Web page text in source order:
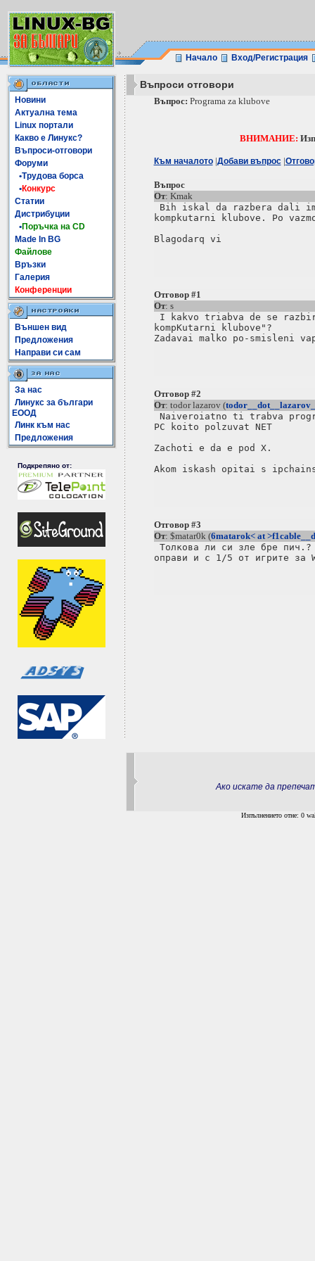
Начало Вход/Регистрация
Новини
Актуална тема
Linux портали
Какво е Линукс?
Въпроси-отговори
Форуми
•Трудова борса
•Конкурс
Статии
Дистрибуции
•Поръчка на CD
Made In BG
Файлове
Връзки
Галерия
Конференции
Външен вид
Предложения
Направи си сам
За нас
Линукс за българи
ЕООД
Линк към нас
Предложения
Подкрепяно от:
Въпроси отговори
Въпрос: Programa za klubove
ВНИМАНИЕ:
Към началото|Добави въпрос|
Въпрос
От: Kmak
Bih iskal da razbera dali
kompkutarni klubove. Po
Blagodarq vi
Отговор #1
От: s
I kakvo triabva de se
kompKutarni klubove"?
Zadavai malko po-smisleni
Отговор #2
От: todor lazarov (
Naiveroiatno ti trabva
PC koito polzuvat NET
Zachoti e da e pod X.
Akom iskash opitai s
Отговор #3
От: $matar0k (6matarok< at
Толкова ли си зле бре пич.?
оправи и с 1/5 от игрите за
Ако искате да
Изпълнението отне: 0